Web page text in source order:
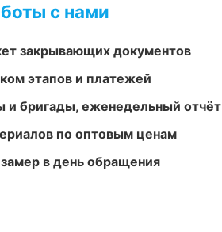
с нами
закрывающих документов
этапов и платежей
и бригады, еженедельный отчёт
по оптовым ценам
в день обращения